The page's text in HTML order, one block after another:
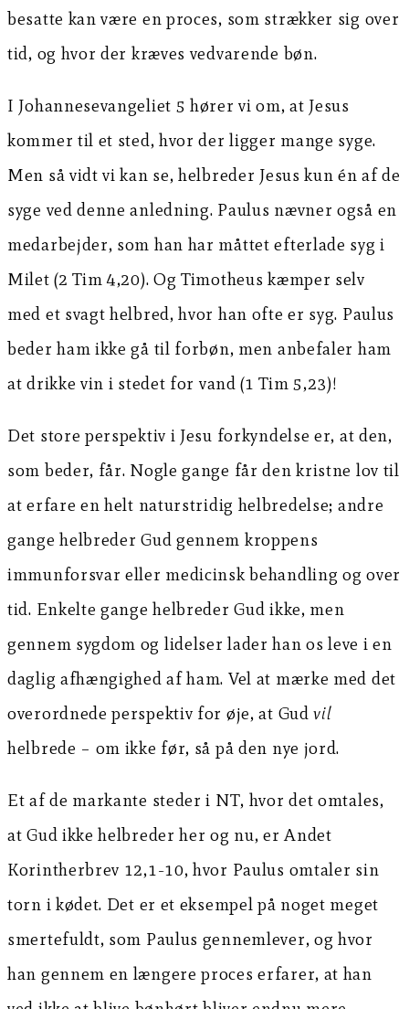
besatte kan være en proces, som strækker sig over
tid, og hvor der kræves vedvarende bøn.
I Johannesevangeliet 5 hører vi om, at Jesus
kommer til et sted, hvor der ligger mange syge.
Men så vidt vi kan se, helbreder Jesus kun én af de
syge ved denne anledning. Paulus nævner også en
medarbejder, som han har måttet efterlade syg i
Milet (2 Tim 4,20). Og Timotheus kæmper selv
med et svagt helbred, hvor han ofte er syg. Paulus
beder ham ikke gå til forbøn, men anbefaler ham
at drikke vin i stedet for vand (1 Tim 5,23)!
Det store perspektiv i Jesu forkyndelse er, at den,
som beder, får. Nogle gange får den kristne lov til
at erfare en helt naturstridig helbredelse; andre
gange helbreder Gud gennem kroppens
immunforsvar eller medicinsk behandling og over
tid. Enkelte gange helbreder Gud ikke, men
gennem sygdom og lidelser lader han os leve i en
daglig afhængighed af ham. Vel at mærke med det
overordnede perspektiv for øje, at Gudvil
helbrede – om ikke før, så på den nye jord.
Et af de markante steder i NT, hvor det omtales,
at Gud ikke helbreder her og nu, er Andet
Korintherbrev 12,1-10, hvor Paulus omtaler sin
torn i kødet. Det er et eksempel på noget meget
smertefuldt, som Paulus gennemlever, og hvor
han gennem en længere proces erfarer, at han